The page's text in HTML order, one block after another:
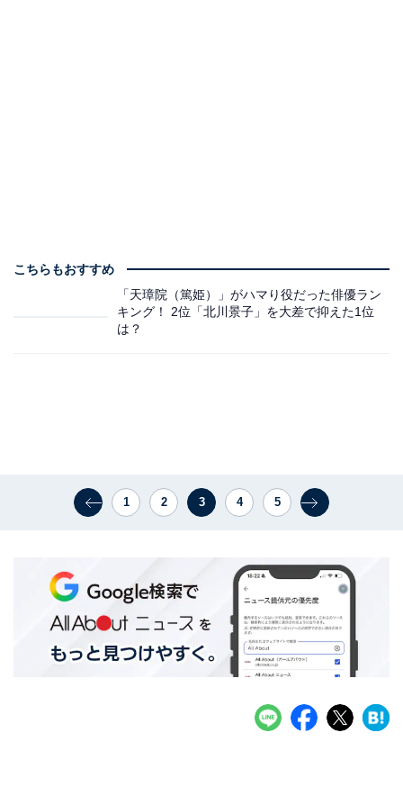
こちらもおすすめ
「天璋院（篤姫）」がハマり役だった俳優ラン
キング！ 2位「北川景子」を大差で抑えた1位
は？
1 2 3 4 5